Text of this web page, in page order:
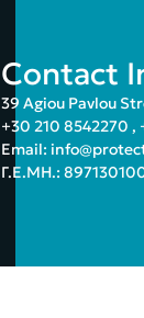
Contact
39 Agiou Pavlou
+30 210 8542270,
Email:
Γ.Ε.ΜΗ.: